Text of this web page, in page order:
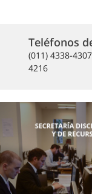
Teléfonos
(011) 4338-
4216